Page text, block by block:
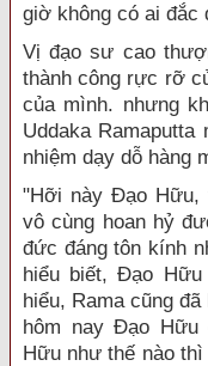
giờ không có ai đắc
Vị đạo sư cao
thành công rực rỡ
của mình. nhưng
Uddaka
nhiệm dạy dỗ hàng
"Hỡi này Đạo Hữu,
vô cùng hoan hỷ
đức đáng tôn kính
hiểu biết, Đạo
hiểu, Rama cũng
hôm nay Đạo Hữu
Hữu như thế nào